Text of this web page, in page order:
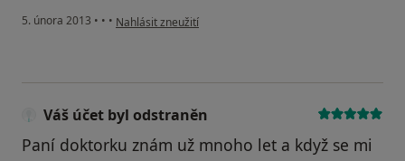
5. února 2013 • • • podle názoru uživatele Váš účet byl odstraněn
Nahlásit zneužití
Váš účet byl odstraněn
Paní doktorku znám už mnoho let a když se mi